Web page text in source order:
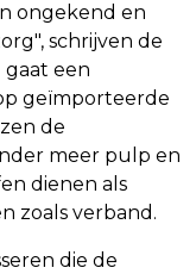
ongekend en
schrijven de
gaat een
geïmporteerde
de
meer pulp en
dienen als
zoals verband.
die de